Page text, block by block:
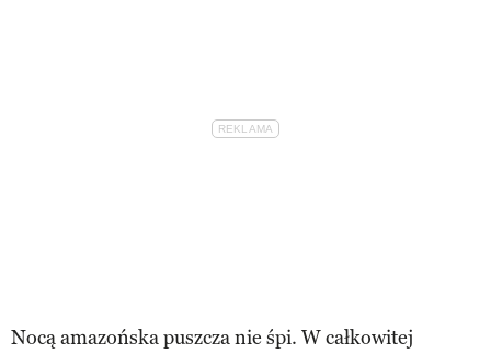
Nocą amazońska puszcza nie śpi. W całkowitej